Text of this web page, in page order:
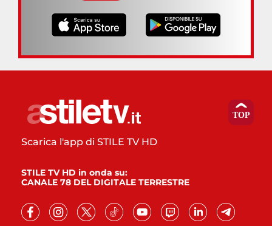
Scarica l'app di STILE TV HD
STILE TV HD in onda su:
CANALE 78 DEL DIGITALE TERRESTRE